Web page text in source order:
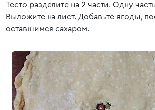
Тесто разделите на 2 части. Одну
Выложите на лист. Добавьте ягоды,
оставшимся сахаром.